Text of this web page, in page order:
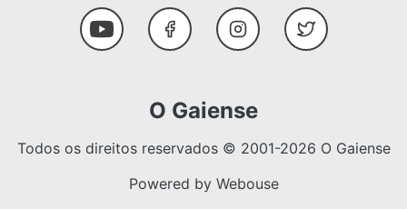
Youtube FacebookInstagramTwitter
O Gaiense
Todos os direitos reservados © 2001-2026 O Gaiense
Powered by Webouse